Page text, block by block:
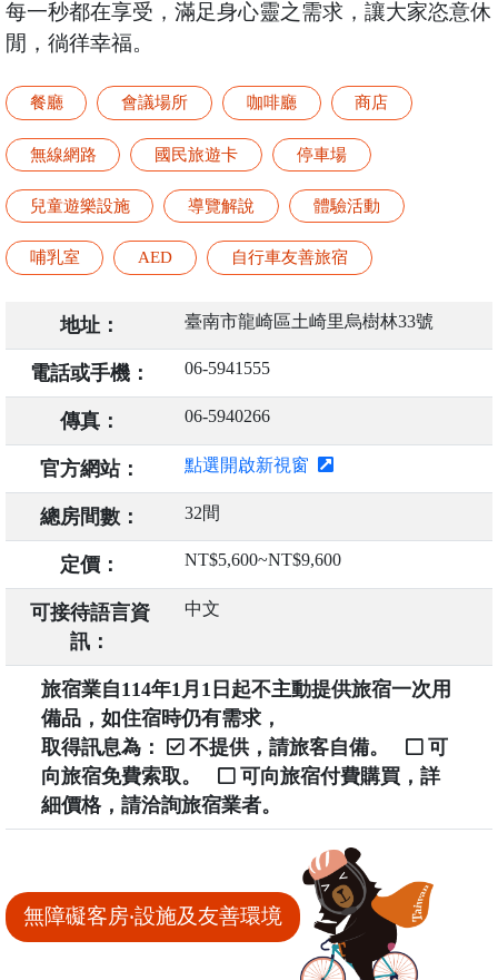
每一秒都在享受，滿足身心靈之需求，讓大家恣意休
閒，徜徉幸福。
餐廳 會議場所 咖啡廳 商店
無線網路 國民旅遊卡 停車場
兒童遊樂設施 導覽解說 體驗活動
哺乳室 AED 自行車友善旅宿
地址： 臺南市龍崎區土崎里烏樹林33號
電話或手機： 06-5941555
傳真： 06-5940266
官方網站： 點選開啟新視窗
總房間數： 32間
定價： NT$5,600~NT$9,600
可接待語言資
訊：
中文
旅宿業自114年1月1日起不主動提供旅宿一次用
備品，如住宿時仍有需求，
取得訊息為：
不提供，請旅客自備。
可
向旅宿免費索取。
可向旅宿付費購買，詳
細價格，請洽詢旅宿業者。
無障礙客房‧設施及友善環境